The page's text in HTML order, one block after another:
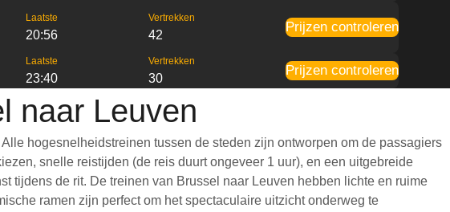
Laatste
20:56
Vertrekken
42
Prijzen controleren
Laatste
23:40
Vertrekken
30
Prijzen controleren
naar Leuven
hogesnelheidstreinen tussen de steden zijn ontworpen om de passagiers
snelle reistijden (de reis duurt ongeveer 1 uur), en een uitgebreide
tijdens de rit. De treinen van Brussel naar Leuven hebben lichte en ruime
ramen zijn perfect om het spectaculaire uitzicht onderweg te